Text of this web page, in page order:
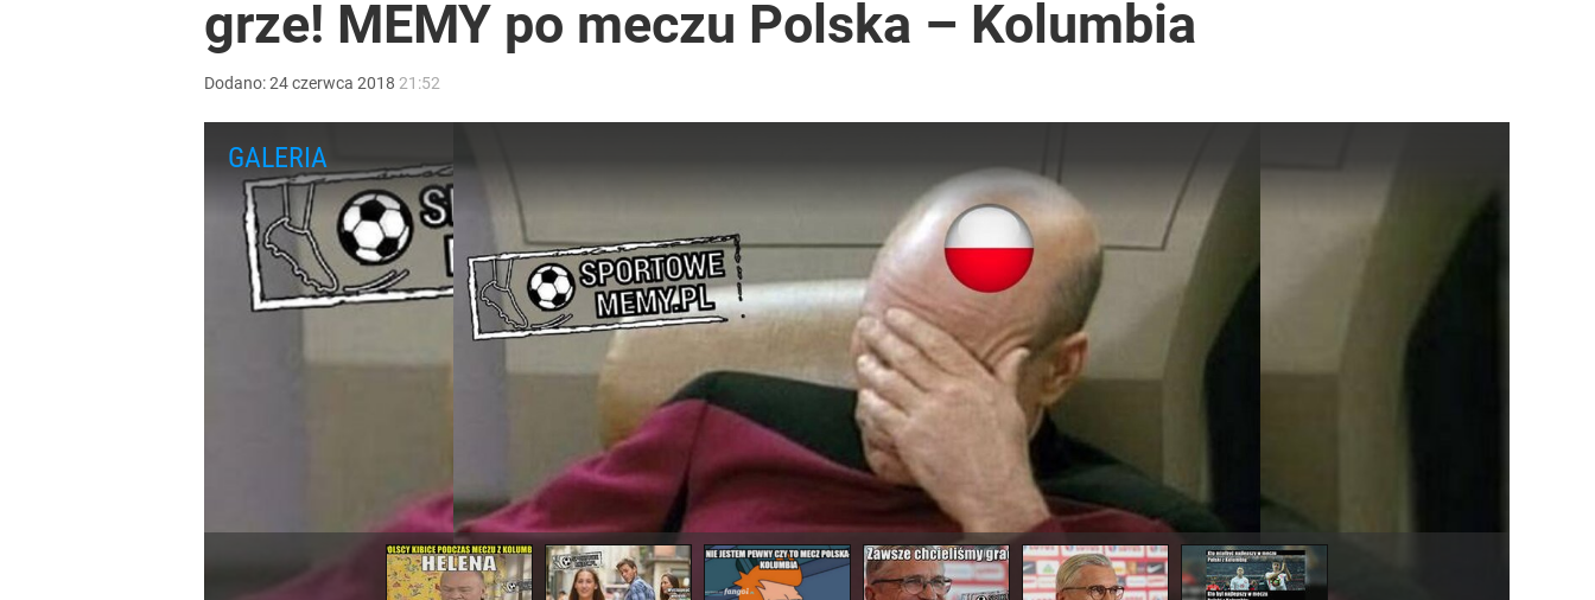
grze! MEMY po meczu Polska – Kolumbia
Dodano:24czerwca 2018 21:52